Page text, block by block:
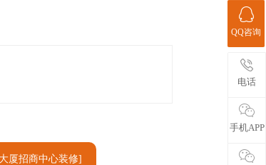
厦招商中心装修]
QQ咨询
电话
手机APP